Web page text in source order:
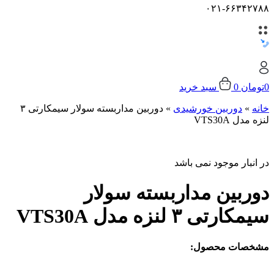
۰۲۱-۶۶۳۴۲۷۸۸
0تومان 0 سبد خرید
خانه » دوربین خورشیدی »
دوربین مداربسته سولار سیمکارتی ۳
لنزه مدل VTS30A
در انبار موجود نمی باشد
دوربین مداربسته سولار
سیمکارتی ۳ لنزه مدل VTS30A
مشخصات محصول: